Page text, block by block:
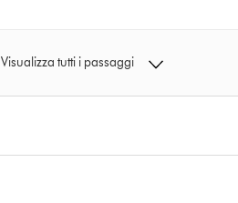
Visualizza tutti i passaggi